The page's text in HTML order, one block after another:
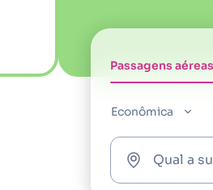
Passagens aéreas
Econômica
Qual a